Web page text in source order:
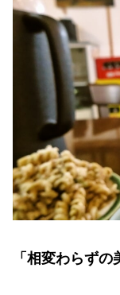
「相変わらずの